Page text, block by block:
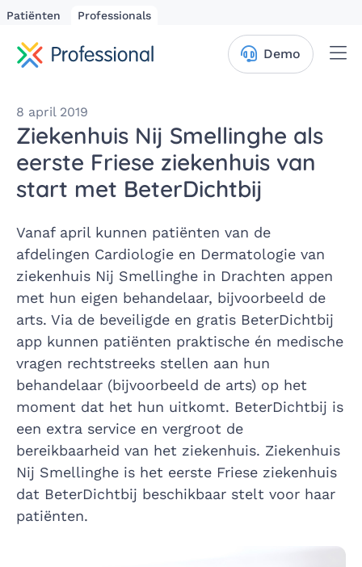
Patiënten Professionals
Demo
8 april 2019
Ziekenhuis Nij Smellinghe als
eerste Friese ziekenhuis van
start met BeterDichtbij
Vanaf april kunnen patiënten van de
afdelingen Cardiologie en Dermatologie van
ziekenhuis Nij Smellinghe in Drachten appen
met hun eigen behandelaar, bijvoorbeeld de
arts. Via de beveiligde en gratis BeterDichtbij
app kunnen patiënten praktische én medische
vragen rechtstreeks stellen aan hun
behandelaar (bijvoorbeeld de arts) op het
moment dat het hun uitkomt. BeterDichtbij is
een extra service en vergroot de
bereikbaarheid van het ziekenhuis. Ziekenhuis
Nij Smellinghe is het eerste Friese ziekenhuis
dat BeterDichtbij beschikbaar stelt voor haar
patiënten.